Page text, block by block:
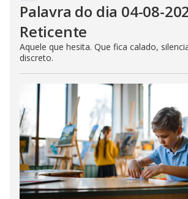
Palavra do dia 04-08-
Reticente
Aquele que hesita. Que fica calado,
discreto.